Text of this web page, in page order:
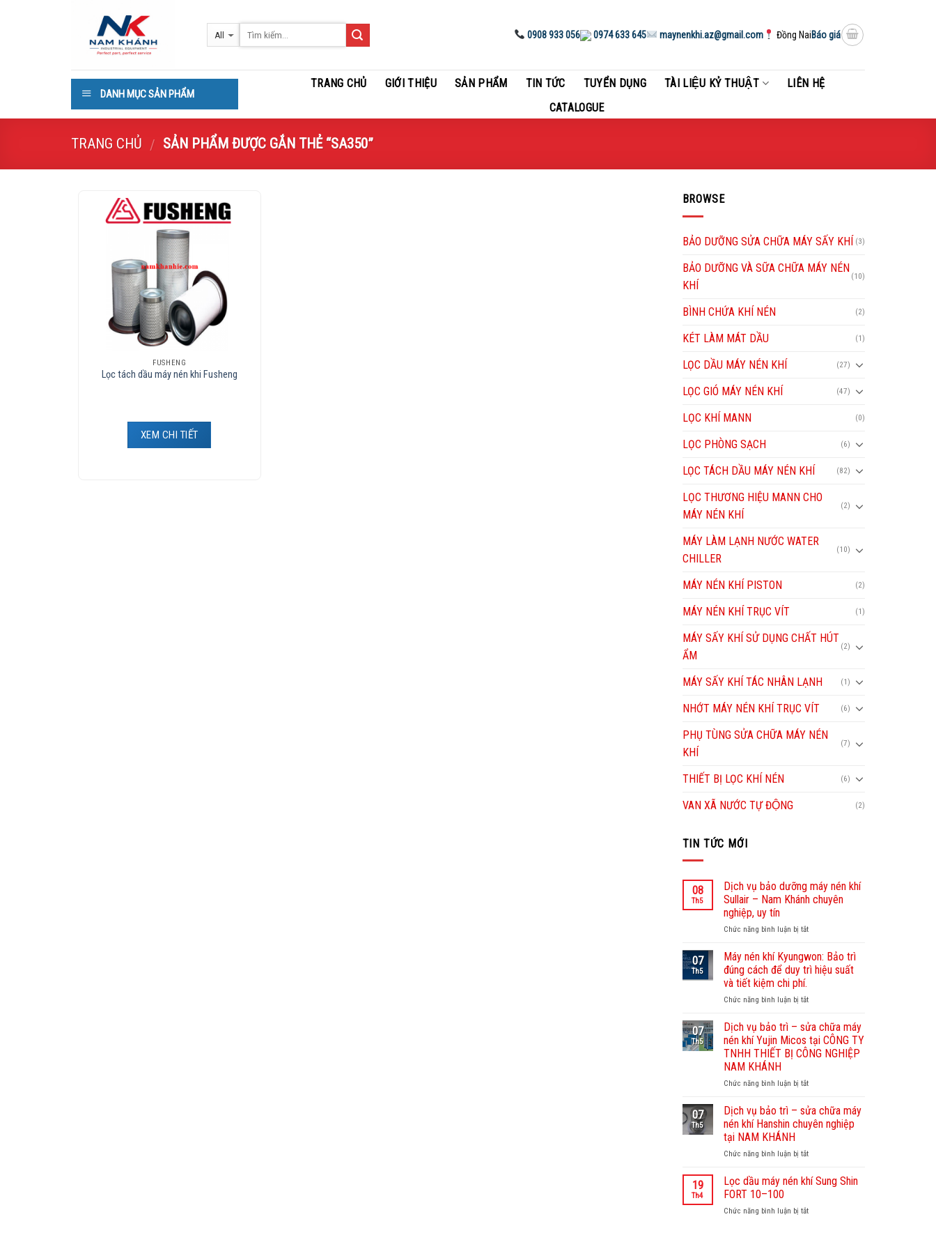
0908 933 056 0974 633 645 maynenkhi.az@gmail.com Đồng NaiBáo giá
DANH MỤC SẢN PHẨM
TRANG CHỦ GIỚI THIỆU SẢN PHẨM TIN TỨC TUYỂN DỤNG TÀI LIỆU KỶ THUẬT
LIÊN HỆ
CATALOGUE
TRANG CHỦ / SẢN PHẨM ĐƯỢC GẮN THẺ “SA350”
FUSHENG
Lọc tách dầu máy nén khi Fusheng
XEM CHI TIẾT
BROWSE
BẢO DƯỠNG SỬA CHỮA MÁY SẤY KHÍ (3)
BẢO DƯỠNG VÀ SỮA CHỮA MÁY NÉN
KHÍ
(10)
BÌNH CHỨA KHÍ NÉN (2)
KÉT LÀM MÁT DẦU (1)
LỌC DẦU MÁY NÉN KHÍ (27)
LỌC GIÓ MÁY NÉN KHÍ (47)
LỌC KHÍ MANN (0)
LỌC PHÒNG SẠCH (6)
LỌC TÁCH DẦU MÁY NÉN KHÍ (82)
LỌC THƯƠNG HIỆU MANN CHO
MÁY NÉN KHÍ
(2)
MÁY LÀM LẠNH NƯỚC WATER
CHILLER
(10)
MÁY NÉN KHÍ PISTON (2)
MÁY NÉN KHÍ TRỤC VÍT (1)
MÁY SẤY KHÍ SỬ DỤNG CHẤT HÚT
ẨM
(2)
MÁY SẤY KHÍ TÁC NHÂN LẠNH (1)
NHỚT MÁY NÉN KHÍ TRỤC VÍT (6)
PHỤ TÙNG SỬA CHỮA MÁY NÉN
KHÍ
(7)
THIẾT BỊ LỌC KHÍ NÉN (6)
VAN XÃ NƯỚC TỰ ĐỘNG (2)
TIN TỨC MỚI
08
Th5
Dịch vụ bảo dưỡng máy nén khí
Sullair – Nam Khánh chuyên
nghiệp, uy tín
Chức năng bình luận bị tắtở
vụ
bảo
dưỡng
nén
Sullair
–
Nam
Khánh
nghiệp,
tín
07
Th5
Máy nén khí Kyungwon: Bảo trì
đúng cách để duy trì hiệu suất
và tiết kiệm chi phí.
Chức năng bình luận bị tắtở
nén
khí
Kyungwon:
Bảo
đúng
để
duy
trì
suất
tiết
phí.
07
Th5
Dịch vụ bảo trì – sửa chữa máy
nén khí Yujin Micos tại CÔNG TY
TNHH THIẾT BỊ CÔNG NGHIỆP
NAM KHÁNH
Chức năng bình luận bị tắtở
vụ
bảo
trì
sửa
máy
Yujin
07
Th5
Dịch vụ bảo trì – sửa chữa máy
nén khí Hanshin chuyên nghiệp
tại NAM KHÁNH
Chức năng bình luận bị tắtở
vụ
–
19
Th4
Lọc dầu máy nén khí Sung Shin
FORT 10–100
Chức năng bình luận bị tắtở